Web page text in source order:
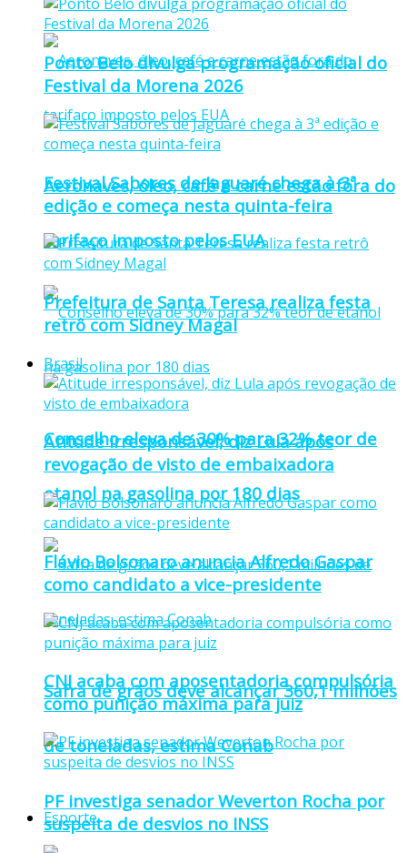
Aeronaves, óleo, café e carne estão fora do
tarifaço imposto pelos EUA
Conselho eleva de 30% para 32% teor de
etanol na gasolina por 180 dias
Safra de grãos deve alcançar 360,1 milhões
de toneladas, estima Conab
Esporte
Ponto Belo divulga programação oficial do
Festival da Morena 2026
Festival Sabores de Jaguaré chega à 3ª
edição e começa nesta quinta-feira
Prefeitura de Santa Teresa realiza festa
retrô com Sidney Magal
Brasil
Atitude irresponsável, diz Lula após
revogação de visto de embaixadora
Flávio Bolsonaro anuncia Alfredo Gaspar
como candidato a vice-presidente
CNJ acaba com aposentadoria compulsória
como punição máxima para juiz
PF investiga senador Weverton Rocha por
suspeita de desvios no INSS